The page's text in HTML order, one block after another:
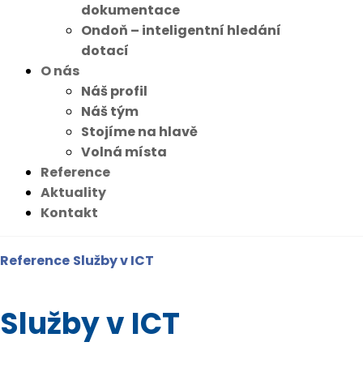
dokumentace
Ondoň – inteligentní hledání
dotací
O nás
Náš profil
Náš tým
Stojíme na hlavě
Volná místa
Reference
Aktuality
Kontakt
Reference Služby v ICT
Služby v ICT